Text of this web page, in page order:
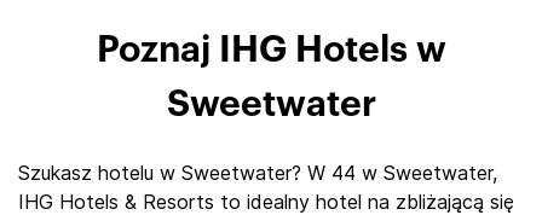
Poznaj IHG Hotels w
Sweetwater
Szukasz hotelu w Sweetwater? W 44 w Sweetwater,
IHG Hotels & Resorts to idealny hotel na zbliżającą się